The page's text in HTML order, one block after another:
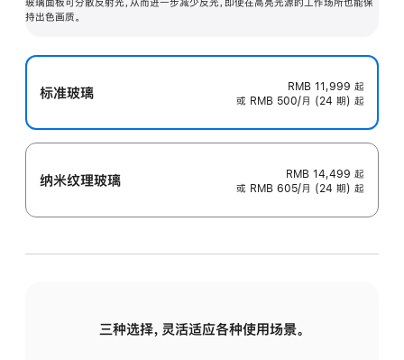
玻璃面板可分散反射光，从而进一步减少反光，即使在高亮光源的工作场所也能保
持出色画质。
开
标准玻璃 RMB 11,999 起
或 RMB 500/月 (24 期) 起
纳米纹理玻璃 RMB 14,499 起
或 RMB 605/月 (24 期) 起
三种选择，灵活适应各种使用场景。